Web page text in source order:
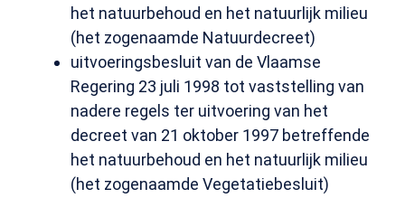
het natuurbehoud en het natuurlijk milieu
(het zogenaamde Natuurdecreet)
uitvoeringsbesluit van de Vlaamse
Regering 23 juli 1998 tot vaststelling van
nadere regels ter uitvoering van het
decreet van 21 oktober 1997 betreffende
het natuurbehoud en het natuurlijk milieu
(het zogenaamde Vegetatiebesluit)